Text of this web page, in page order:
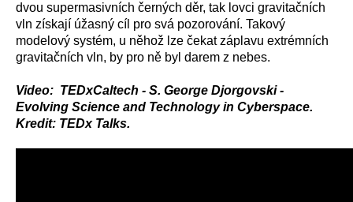
dvou supermasivních černých děr, tak lovci gravitačních
vln získají úžasný cíl pro svá pozorování. Takový
modelový systém, u něhož lze čekat záplavu extrémních
gravitačních vln, by pro ně byl darem z nebes.
Video: TEDxCaltech - S. George Djorgovski -
Evolving Science and Technology in Cyberspace.
Kredit: TEDx Talks.